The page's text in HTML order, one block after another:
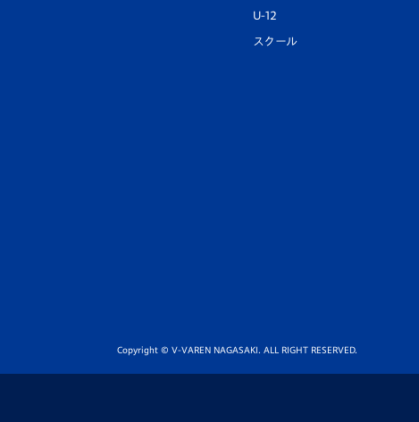
U-12
スクール
Copyright © V-VAREN NAGASAKI. ALL RIGHT RESERVED.